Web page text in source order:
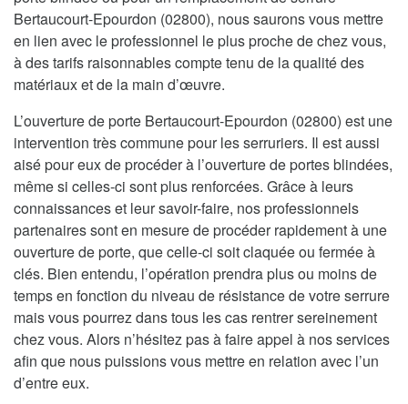
Bertaucourt-Epourdon (02800), nous saurons vous mettre
en lien avec le professionnel le plus proche de chez vous,
à des tarifs raisonnables compte tenu de la qualité des
matériaux et de la main d’œuvre.
L’ouverture de porte Bertaucourt-Epourdon (02800) est une
intervention très commune pour les serruriers. Il est aussi
aisé pour eux de procéder à l’ouverture de portes blindées,
même si celles-ci sont plus renforcées. Grâce à leurs
connaissances et leur savoir-faire, nos professionnels
partenaires sont en mesure de procéder rapidement à une
ouverture de porte, que celle-ci soit claquée ou fermée à
clés. Bien entendu, l’opération prendra plus ou moins de
temps en fonction du niveau de résistance de votre serrure
mais vous pourrez dans tous les cas rentrer sereinement
chez vous. Alors n’hésitez pas à faire appel à nos services
afin que nous puissions vous mettre en relation avec l’un
d’entre eux.